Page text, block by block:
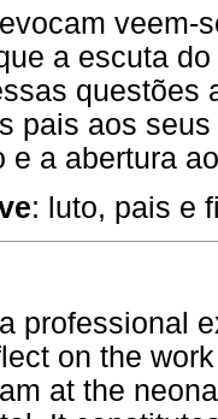
veem-
a escuta
questões
pais aos
e a abertura
: luto, pais e
professional
on the
at the